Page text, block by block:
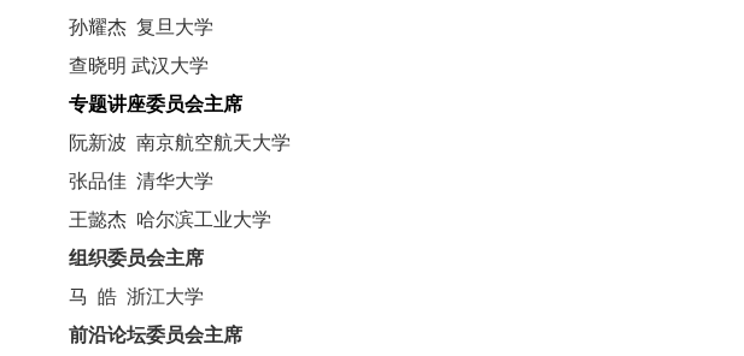
孙耀杰 复旦大学
查晓明 武汉大学
专题讲座委员会主席
阮新波 南京航空航天大学
张品佳 清华大学
王懿杰 哈尔滨工业大学
组织委员会主席
马 皓 浙江大学
前沿论坛委员会主席